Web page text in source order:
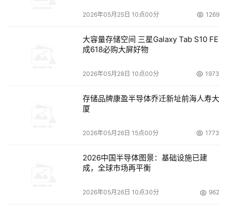
2026年05月25日 10点00分 1269
大容量存储空间 三星Galaxy Tab S10 FE
成618必购大屏好物
2026年05月28日 10点00分 1973
存储品牌康盈半导体乔迁新址前海人寿大
厦
2026年05月26日 15点00分 1773
2026中国半导体图景：基础设施已建
成，全球市场再平衡
2026年05月26日 10点30分 962